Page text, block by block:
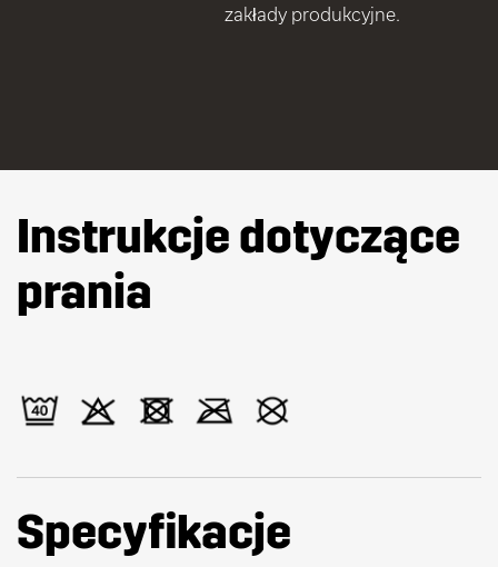
zakłady produkcyjne.
Instrukcje dotyczące
prania
Specyfikacje